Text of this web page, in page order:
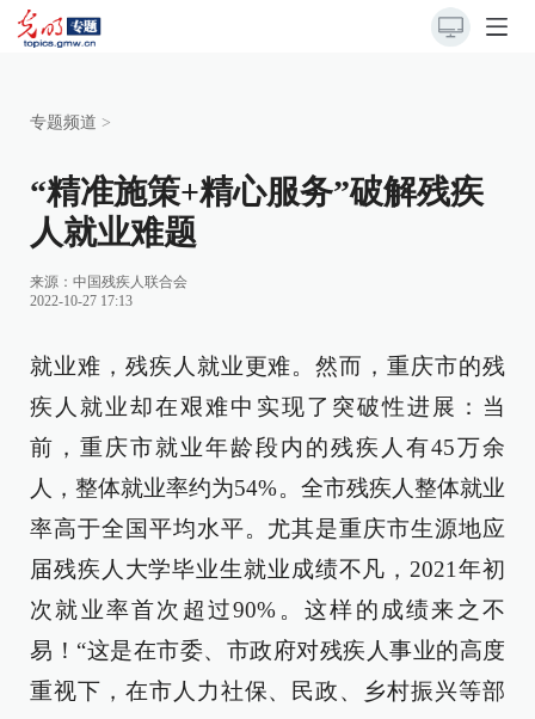
专题频道 >
“精准施策+精心服务”破解残疾
人就业难题
来源： 中国残疾人联合会
2022-10-27 17:13
就业难，残疾人就业更难。然而，重庆市的残
疾人就业却在艰难中实现了突破性进展：当
前，重庆市就业年龄段内的残疾人有45万余
人，整体就业率约为54%。全市残疾人整体就业
率高于全国平均水平。尤其是重庆市生源地应
届残疾人大学毕业生就业成绩不凡，2021年初
次就业率首次超过90%。这样的成绩来之不
易！“这是在市委、市政府对残疾人事业的高度
重视下，在市人力社保、民政、乡村振兴等部